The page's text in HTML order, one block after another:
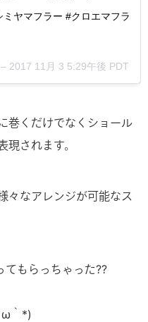
ヤマフラー #クロエマフラ
2017 11月 3 5:29午後 PDT
巻くだけでなくショール
されます。
々なアレンジが可能なス
もらっちゃった??
｀*)